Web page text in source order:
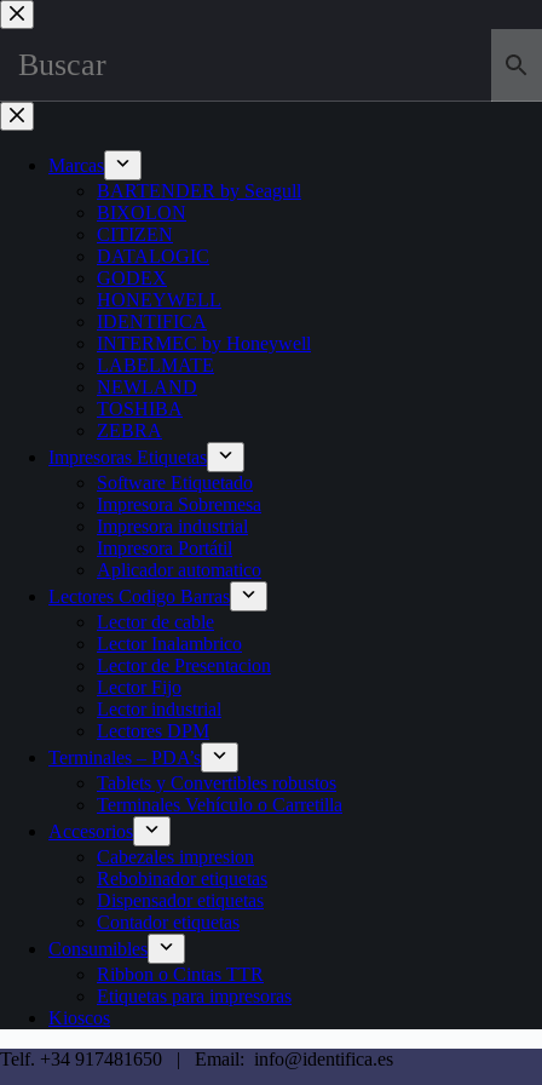
Saltar
al
contenido
Marcas
BARTENDER by Seagull
BIXOLON
CITIZEN
DATALOGIC
GODEX
HONEYWELL
IDENTIFICA
INTERMEC by Honeywell
LABELMATE
NEWLAND
TOSHIBA
ZEBRA
Impresoras Etiquetas
Software Etiquetado
Impresora Sobremesa
Impresora industrial
Impresora Portátil
Aplicador automatico
Lectores Codigo Barras
Lector de cable
Lector Inalambrico
Lector de Presentacion
Lector Fijo
Lector industrial
Lectores DPM
Terminales – PDA’s
Tablets y Convertibles robustos
Terminales Vehículo o Carretilla
Accesorios
Cabezales impresion
Rebobinador etiquetas
Dispensador etiquetas
Contador etiquetas
Consumibles
Ribbon o Cintas TTR
Etiquetas para impresoras
Kioscos
Telf. +34 917481650 | Email: info@identifica.es